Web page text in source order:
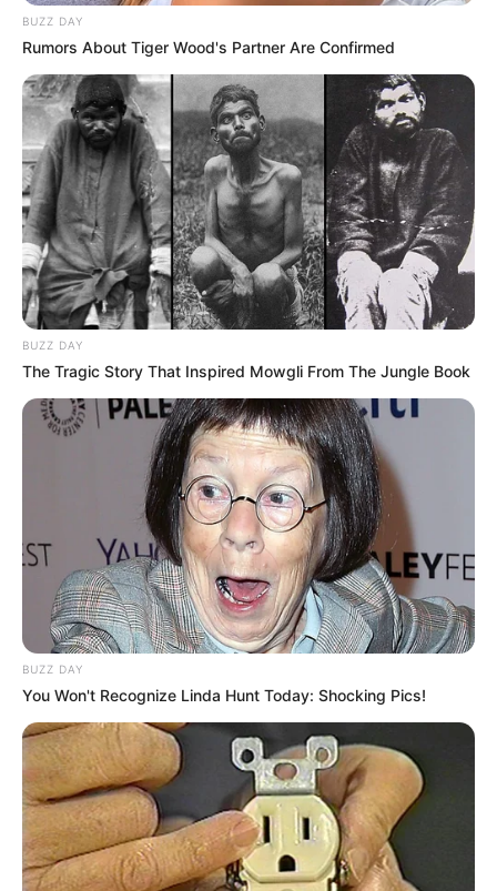
BUZZ DAY
Rumors About Tiger Wood's Partner Are Confirmed
BUZZ DAY
The Tragic Story That Inspired Mowgli From The Jungle Book
BUZZ DAY
You Won't Recognize Linda Hunt Today: Shocking Pics!